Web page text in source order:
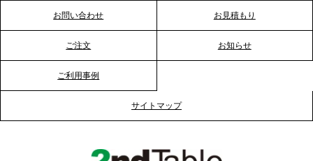
ーションを活性化
2025.12.12
事提供を実施へ
お問い合わせ お見積もり
ご注文 お知らせ
ご利用事例
サイトマップ